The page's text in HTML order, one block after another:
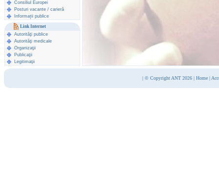
Consiliul Europei
Posturi vacante / carieră
Informații publice
Link Internet
Autorităţi publice
Autorităţi medicale
Organizaţii
Publicaţii
Legitimaţii
| © Copyright ANT 2026 | Home |